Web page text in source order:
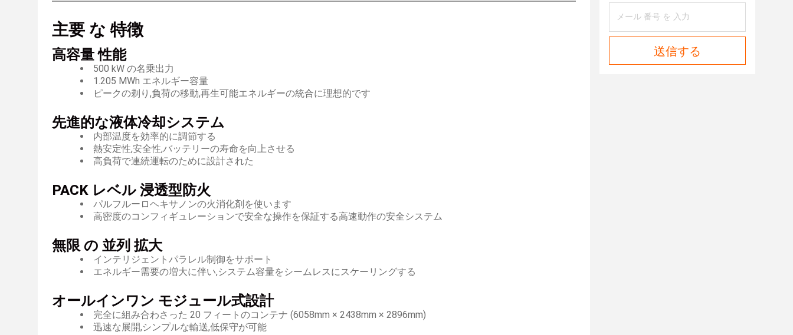
主要 な 特徴
高容量 性能
500 kW の名乗出力
1.205 MWh エネルギー容量
ピークの剃り,負荷の移動,再生可能エネルギーの統合に理想的です
先進的な液体冷却システム
内部温度を効率的に調節する
熱安定性,安全性,バッテリーの寿命を向上させる
高負荷で連続運転のために設計された
PACK レベル 浸透型防火
パルフルーロヘキサノンの火消化剤を使います
高密度のコンフィギュレーションで安全な操作を保証する高速動作の安全システム
無限 の 並列 拡大
インテリジェントパラレル制御をサポート
エネルギー需要の増大に伴い,システム容量をシームレスにスケーリングする
オールインワン モジュール式設計
完全に組み合わさった 20 フィートのコンテナ (6058mm × 2438mm × 2896mm)
迅速な展開,シンプルな輸送,低保守が可能
送信する